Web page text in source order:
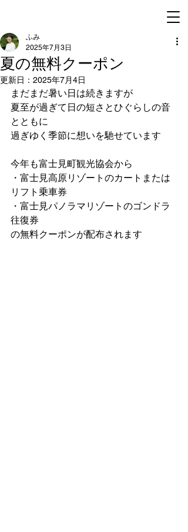
夏の無料クーポン
ふみ
2025年7月3日
更新日： 2025年7月4日
まだまだ暑い日は続きますが
夏至が過ぎて日の短さとひぐらしの音
とともに
過ぎゆく季節に想いを馳せています
今年も富士見町観光協会から
・富士見高原リゾートのカートまたは
リフト乗車券
・富士見パノラマリゾートのゴンドラ
往復券
の無料クーポンが配布されます